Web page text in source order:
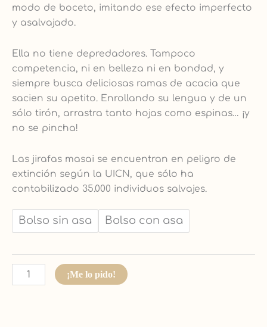
modo de boceto, imitando ese efecto imperfecto
y asalvajado.
Ella no tiene depredadores. Tampoco
competencia, ni en belleza ni en bondad, y
siempre busca deliciosas ramas de acacia que
sacien su apetito. Enrollando su lengua y de un
sólo tirón, arrastra tanto hojas como espinas… ¡y
no se pincha!
Las jirafas masai se encuentran en peligro de
extinción según la UICN, que sólo ha
contabilizado 35.000 individuos salvajes.
Bolso sin asa Bolso con asa
¡Me lo pido!